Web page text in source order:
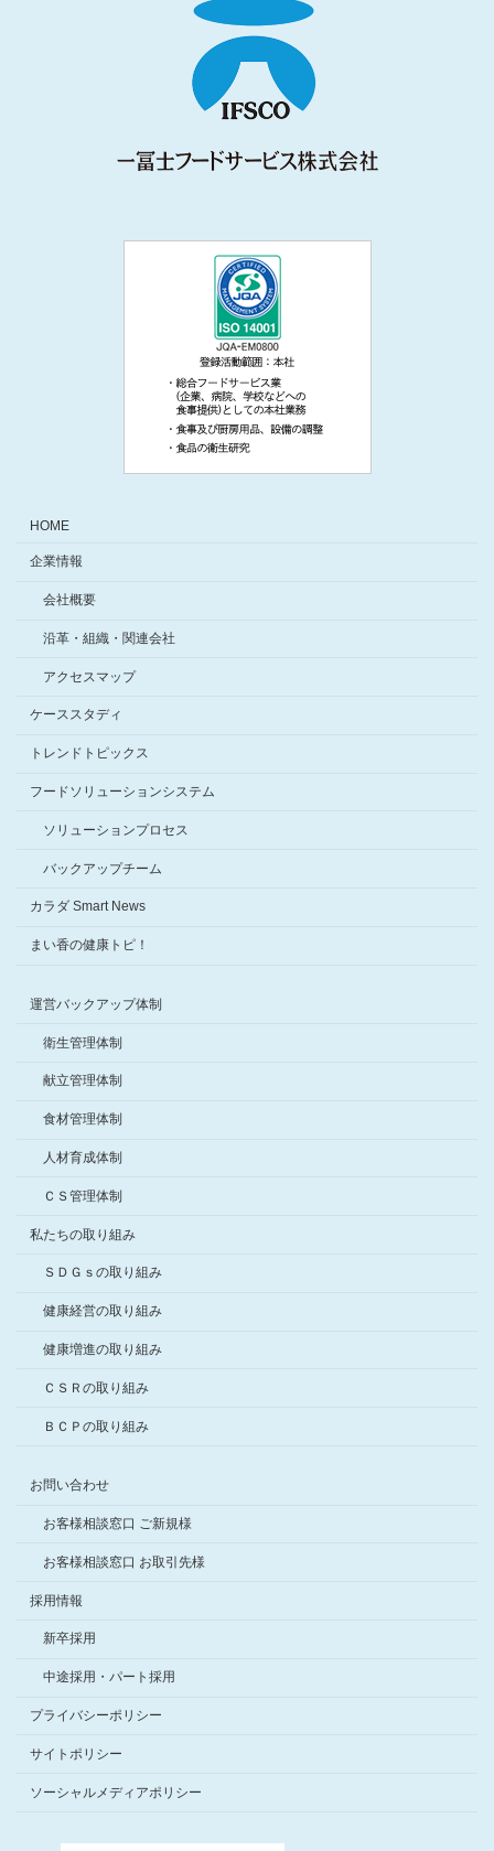
HOME
企業情報
会社概要
沿革・組織・関連会社
アクセスマップ
ケーススタディ
トレンドトピックス
フードソリューションシステム
ソリューションプロセス
バックアップチーム
カラダ Smart News
まい香の健康トピ！
運営バックアップ体制
衛生管理体制
献立管理体制
食材管理体制
人材育成体制
ＣＳ管理体制
私たちの取り組み
ＳＤＧｓの取り組み
健康経営の取り組み
健康増進の取り組み
ＣＳＲの取り組み
ＢＣＰの取り組み
お問い合わせ
お客様相談窓口 ご新規様
お客様相談窓口 お取引先様
採用情報
新卒採用
中途採用・パート採用
プライバシーポリシー
サイトポリシー
ソーシャルメディアポリシー